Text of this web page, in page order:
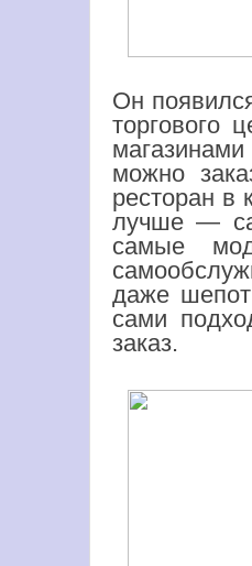
Он
торгового
можно
ресторан в
лучше —
самые
даже
сами
заказ.